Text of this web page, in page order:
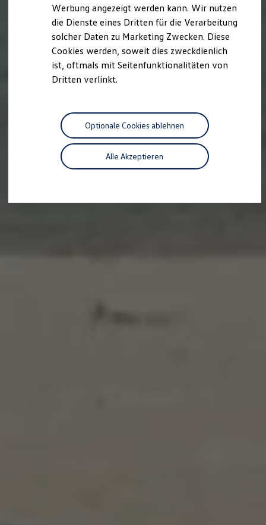
Autonomes Fahren
Mehr zum ID. Buzz
Online Beratung
California Club
California Magazin & Ratgeber
Vanlife
California App
California Lifestyle & Zubehör
Übernachten im California
Unternehmen
Karriere
Nachhaltigkeit
Werbung angezeigt werden kann. Wir nutzen
die Dienste eines Dritten für die Verarbeitung
solcher Daten zu Marketing Zwecken. Diese
Cookies werden, soweit dies zweckdienlich
ist, oftmals mit Seitenfunktionalitäten von
Dritten verlinkt.
Alle Akzeptieren
Optionale Cookies ablehnen